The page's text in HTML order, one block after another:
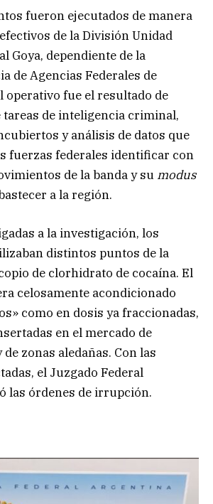
fueron ejecutados de manera
de la División Unidad
Goya, dependiente de la
de Agencias Federales de
operativo fue el resultado de
tareas de inteligencia criminal,
y análisis de datos que
fuerzas federales identificar con
de la banda y su modus
a la región.
a la investigación, los
distintos puntos de la
de clorhidrato de cocaína. El
celosamente acondicionado
como en dosis ya fraccionadas,
en el mercado de
zonas aledañas. Con las
el Juzgado Federal
las órdenes de irrupción.